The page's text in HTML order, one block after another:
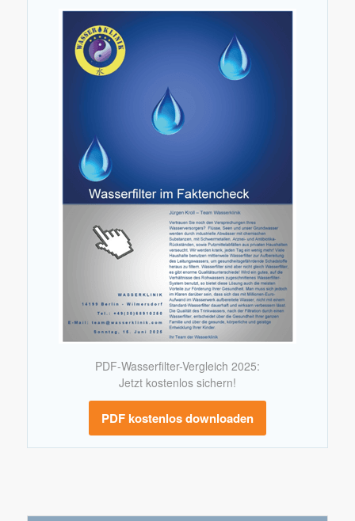
PDF-Wasserfilter-Vergleich 2025:
Jetzt kostenlos sichern!
PDF kostenlos downloaden